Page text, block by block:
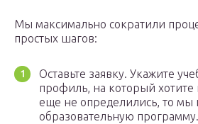
Мы максимально сократили
простых шагов:
Оставьте заявку. Укажите
профиль, на который хотите
еще не определились, то мы
образовательную программу.